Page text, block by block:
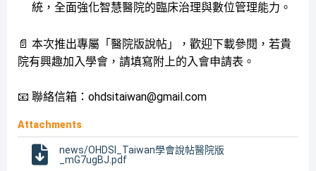
統，全面強化智慧醫院的臨床治理與數位管理能力。
📄 本次推出專屬「醫院版說帖」，歡迎下載參閱，若貴
院有興趣加入學會，請填寫附上的入會申請表 。
📧 聯絡信箱： ohdsitaiwan@gmail.com
Attachments
news/OHDSI_Taiwan學會說帖醫院版
_mG7ugBJ.pdf